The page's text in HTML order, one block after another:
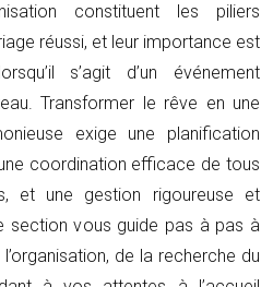
constituent les piliers
réussi, et leur importance est
s’agit d’un événement
Transformer le rêve en une
exige une planification
coordination efficace de tous
et une gestion rigoureuse et
section vous guide pas à pas à
de la recherche du